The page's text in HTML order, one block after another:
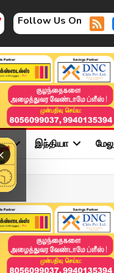
Follow Us On
இந்தியா